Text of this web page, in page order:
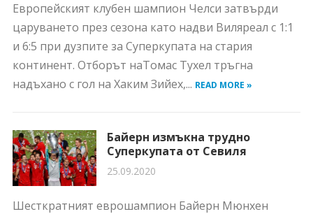
Европейският клубен шампион Челси затвърди
царуването през сезона като надви Виляреал с 1:1
и 6:5 при дузпите за Суперкупата на стария
континент. Отборът наТомас Тухел тръгна
надъхано с гол на Хаким Зийех,... READ MORE »
Байерн измъкна трудно
Суперкупата от Севиля
25.09.2020
Шесткратният еврошампион Байерн Мюнхен